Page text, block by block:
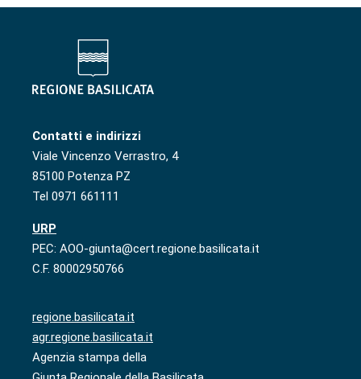
Contatti e indirizzi
Viale Vincenzo Verrastro, 4
85100 Potenza PZ
Tel 0971 661111
URP
PEC: AOO-giunta@cert.regione.basilicata.it
C.F. 80002950766
regione.basilicata.it
agr.regione.basilicata.it
Agenzia stampa della